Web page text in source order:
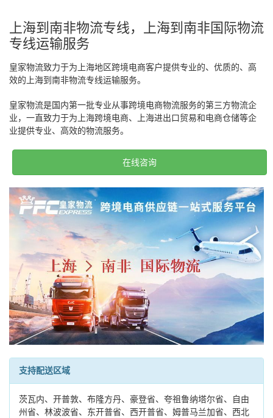
上海到南非物流专线，上海到南非国际物流
专线运输服务
皇家物流致力于为上海地区跨境电商客户提供专业的、优质的、高
效的上海到南非物流专线运输服务。
皇家物流是国内第一批专业从事跨境电商物流服务的第三方物流企
业，一直致力于为上海跨境电商、上海进出口贸易和电商仓储等企
业提供专业、高效的物流服务。
在线咨询
支持配送区域
茨瓦内、开普敦、布隆方丹、豪登省、夸祖鲁纳塔尔省、自由
州省、林波波省、东开普省、西开普省、姆普马兰加省、西北